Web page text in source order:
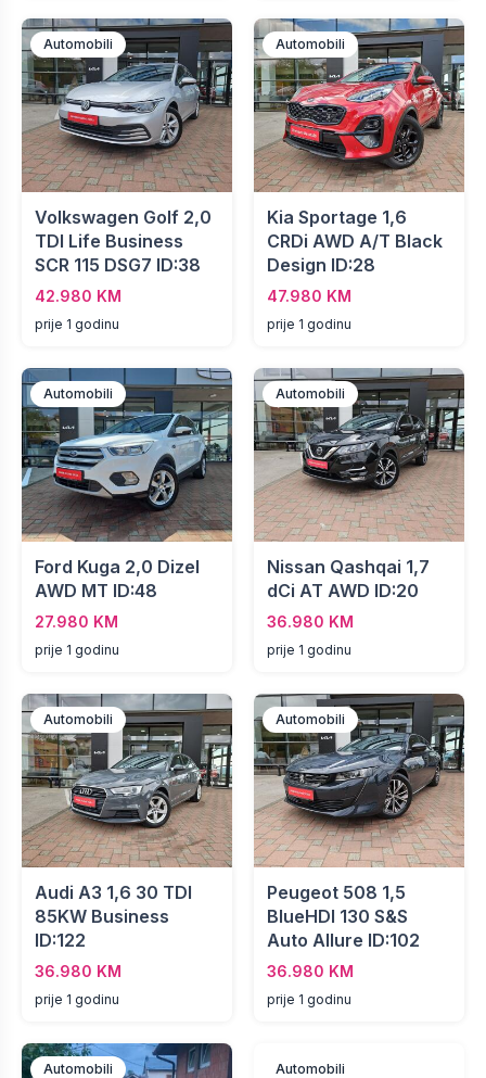
Automobili
Volkswagen Golf 2,0
TDI Life Business
SCR 115 DSG7 ID:38
42.980 KM
prije 1 godinu
Automobili
Kia Sportage 1,6
CRDi AWD A/T Black
Design ID:28
47.980 KM
prije 1 godinu
Automobili
Ford Kuga 2,0 Dizel
AWD MT ID:48
27.980 KM
prije 1 godinu
Automobili
Nissan Qashqai 1,7
dCi AT AWD ID:20
36.980 KM
prije 1 godinu
Automobili
Audi A3 1,6 30 TDI
85KW Business
ID:122
36.980 KM
prije 1 godinu
Automobili
Peugeot 508 1,5
BlueHDI 130 S&S
Auto Allure ID:102
36.980 KM
prije 1 godinu
Automobili Automobili